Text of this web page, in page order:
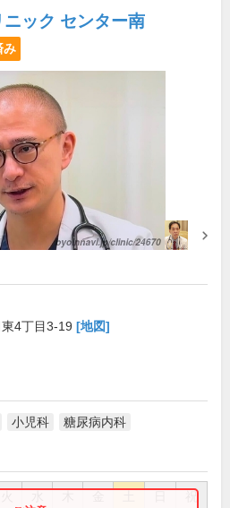
ック センター南
み
4丁目3-19 [地図]
小児科 糖尿病内科
祝